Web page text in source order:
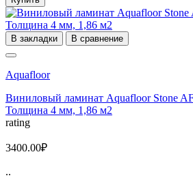
В закладки В сравнение
Aquafloor
Виниловый ламинат Aquafloor Stone
Толщина 4 мм, 1,86 м2
rating
3400.00₽
..